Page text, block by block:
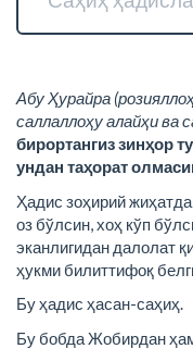
Абу Ҳурайра
саллаллоҳу алайҳи ва
бирортангиз зинҳор
ундан таҳорат
Ҳадис зоҳирий
оз бўлсин, хоҳ кўп
эканлигидан далолат
ҳукми билиттифоқ
Бу ҳадис ҳасан-саҳиҳ.
Бу бобда Жобирдан